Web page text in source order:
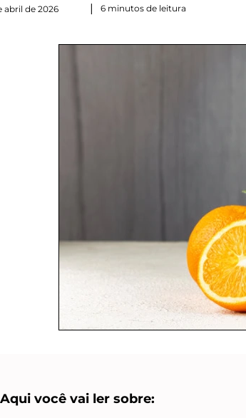
abril de 2026 | 6 minutos de leitura
Aqui você vai ler sobre: